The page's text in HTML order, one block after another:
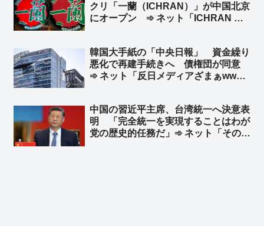
クリ「一蘭（ICHRAN）」が中国北京
にオープン ➾ ネット「ICHRAN ｗ
韓国大手紙の「中央日報」 資金繰り
悪化で再建手続きへ 債権団が同意
➾ ネット「反日メディアざまぁww」
没』なんて記事にしてるからバチが当
たったんだなw」
中国の習近平主席、台湾統一へ決意表
明 「完全統一を実現することはわが
党の歴史的任務だ」➾ ネット「そのた